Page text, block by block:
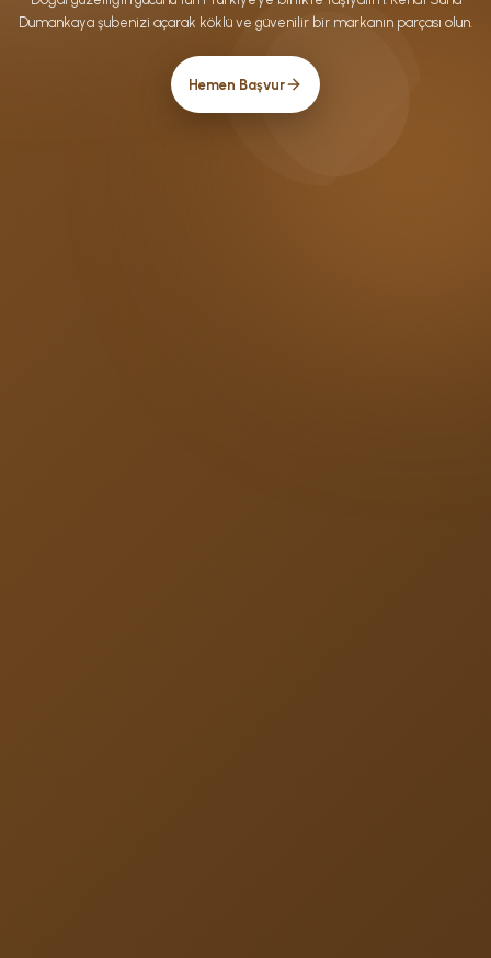
Dumankaya şubenizi açarak köklü ve güvenilir bir markanın parçası olun.
Hemen Başvur